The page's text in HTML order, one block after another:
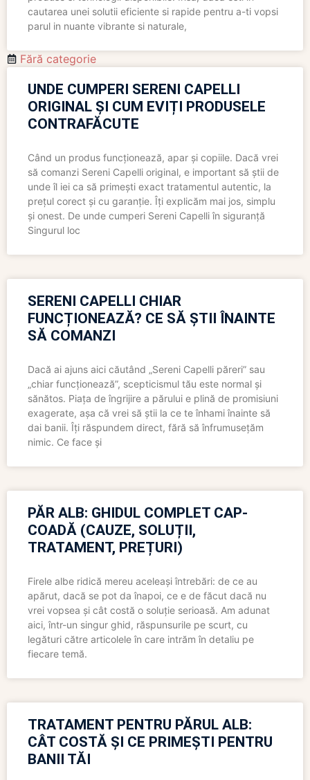
cautarea unei solutii eficiente si rapide pentru a-ti vopsi
parul in nuante vibrante si naturale,
Fără categorie
UNDE CUMPERI SERENI CAPELLI
ORIGINAL ȘI CUM EVIȚI PRODUSELE
CONTRAFĂCUTE
Când un produs funcționează, apar și copiile. Dacă vrei
să comanzi Sereni Capelli original, e important să știi de
unde îl iei ca să primești exact tratamentul autentic, la
prețul corect și cu garanție. Îți explicăm mai jos, simplu
și onest. De unde cumperi Sereni Capelli în siguranță
Singurul loc
SERENI CAPELLI CHIAR
FUNCȚIONEAZĂ? CE SĂ ȘTII ÎNAINTE
SĂ COMANZI
Dacă ai ajuns aici căutând „Sereni Capelli păreri” sau
„chiar funcționează”, scepticismul tău este normal și
sănătos. Piața de îngrijire a părului e plină de promisiuni
exagerate, așa că vrei să știi la ce te înhami înainte să
dai banii. Îți răspundem direct, fără să înfrumusețăm
nimic. Ce face și
PĂR ALB: GHIDUL COMPLET CAP-
COADĂ (CAUZE, SOLUȚII,
TRATAMENT, PREȚURI)
Firele albe ridică mereu aceleași întrebări: de ce au
apărut, dacă se pot da înapoi, ce e de făcut dacă nu
vrei vopsea și cât costă o soluție serioasă. Am adunat
aici, într-un singur ghid, răspunsurile pe scurt, cu
legături către articolele în care intrăm în detaliu pe
fiecare temă.
TRATAMENT PENTRU PĂRUL ALB:
CÂT COSTĂ ȘI CE PRIMEȘTI PENTRU
BANII TĂI